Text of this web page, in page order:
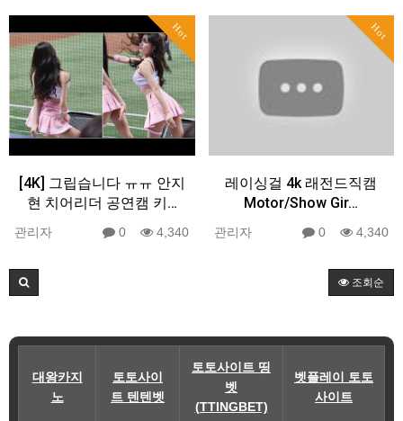
Hot
[4K] 그립습니다 ㅠㅠ 안지
현 치어리더 공연캠 키…
관리자 0 4,340
Hot
레이싱걸 4k 래전드직캠
Motor/Show Gir…
관리자 0 4,340
조회순
대왕카지
노
토토사이
트 텐텐벳
토토사이트 띵
벳
(TTINGBET)
벳플레이 토토
사이트